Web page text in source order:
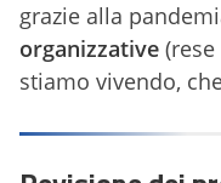
grazie alla
organizzative
stiamo vivendo,